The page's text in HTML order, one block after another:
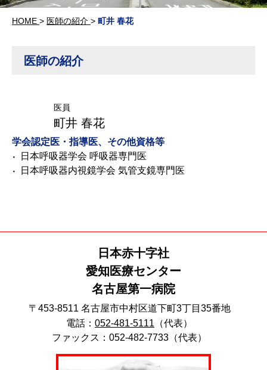
HOME > 医師の紹介 > 町井 春花
医師の紹介
医員
町井 春花
学会認定医・指導医、その他資格等
日本呼吸器学会 呼吸器専門医
日本呼吸器内視鏡学会 気管支鏡専門医
日本赤十字社
愛知医療センター
名古屋第一病院
〒453-8511 名古屋市中村区道下町3丁目35番地
電話： 052-481-5111 （代表）
ファックス：052-482-7733（代表）